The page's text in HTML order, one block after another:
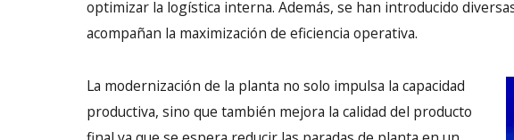
optimizar la logística interna. Además, se han introducido
acompañan la maximización de eficiencia operativa.
La modernización de la planta no solo impulsa la capacidad
productiva, sino que también mejora la calidad del producto